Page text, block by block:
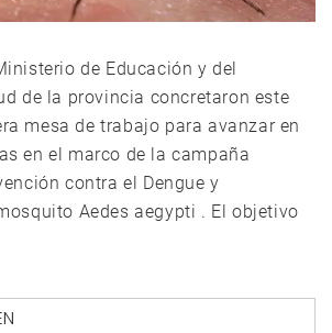
de Educación y del
de la provincia concretaron este
mesa de trabajo para avanzar en
en el marco de la campaña
contra el Dengue y
Aedes aegypti . El objetivo